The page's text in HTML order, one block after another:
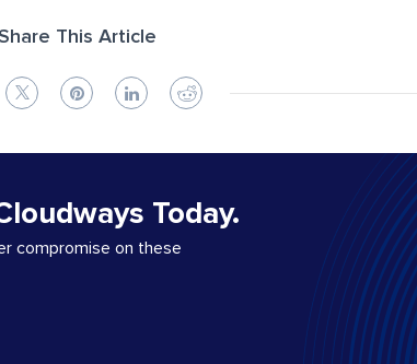
This Article
Today.
compromise on these